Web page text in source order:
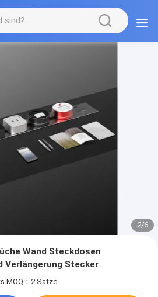
3/6
Wand Steckdosen
Verlängerung Stecker
MOQ：2 Sätze